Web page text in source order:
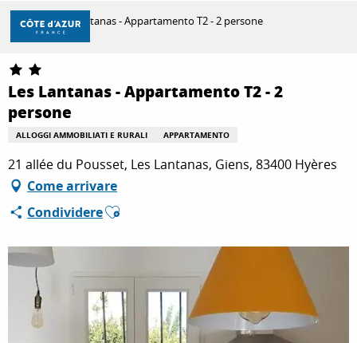
Aller
contenu
principal
SCOPRIRE
PER FARE
SOGGIORNO
Casa Les Lantanas - Appartamento T2 - 2 persone
Les Lantanas - Appartamento T2 - 2
persone
ALLOGGI AMMOBILIATI E RURALI APPARTAMENTO
21 allée du Pousset, Les Lantanas, Giens, 83400 Hyères
Come arrivare
CondividereAjouter aux favoris